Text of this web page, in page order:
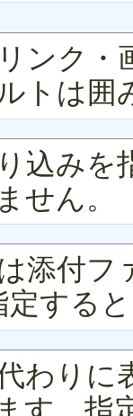
ンク・
トは囲
込みを
せん。
添付フ
定する
わりに